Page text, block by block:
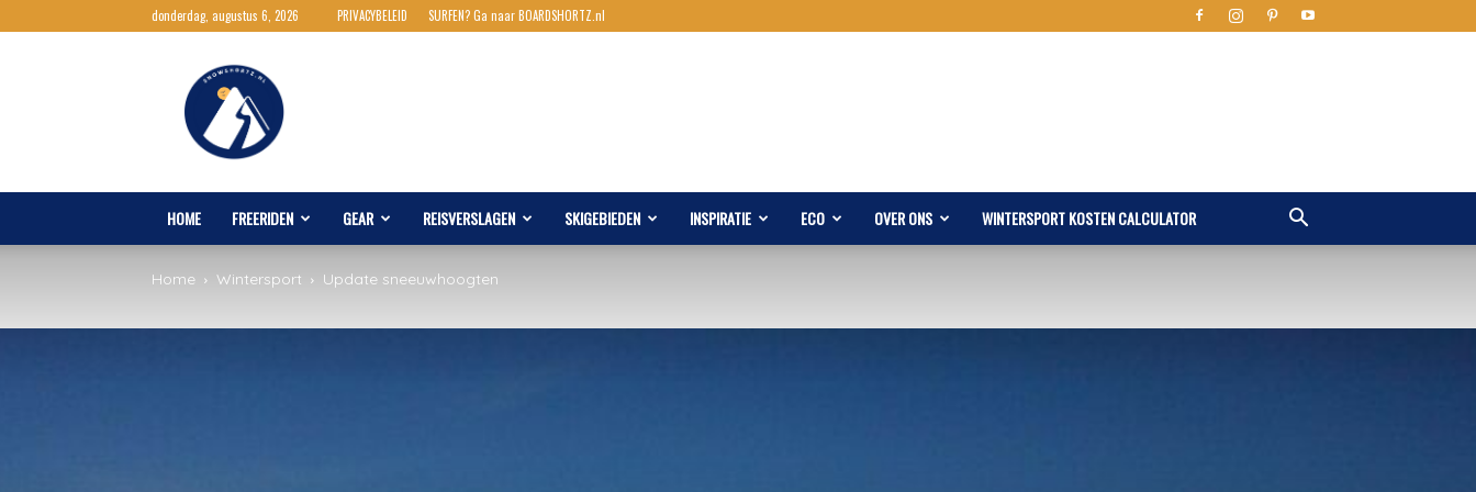
donderdag, augustus 6, 2026 PRIVACYBELEID SURFEN? Ga naar BOARDSHORTZ.nl
Snowshortz.nl
HOME FREERIDEN GEAR REISVERSLAGEN SKIGEBIEDEN INSPIRATIE ECO OVER ONS WINTERSPORT KOSTEN CALCULATOR
Home Wintersport Update sneeuwhoogten